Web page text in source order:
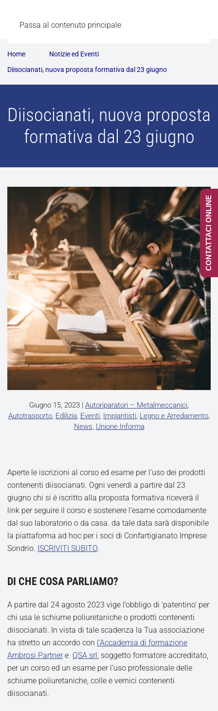
Passa al contenuto principale
Home
Notizie ed Eventi
Diisocianati, nuova proposta formativa dal 23 giugno
Diisocianati, nuova proposta
formativa dal 23 giugno
Giugno 15, 2023 | Autoriparatori – Metalmeccanici,
Autotrasporto, Edilizia, Eventi, Impiantisti, Legno e Arredamento,
News, Unione Informa
Aperte le iscrizioni al corso ed esame per l’uso dei prodotti
contenenti diisocianati. Ogni venerdì a partire dal 23
giugno chi si è iscritto alla proposta formativa riceverà il
link per seguire il corso e sostenere l’esame comodamente
dal suo laboratorio o da casa. da tale data sarà disponibile
la piattaforma ad hoc per i soci di Confartigianato Imprese
Sondrio. ISCRIVITI SUBITO.
DI CHE COSA PARLIAMO?
A partire dal 24 agosto 2023 vige l’obbligo di ‘patentino’ per
chi usa le schiume poliuretaniche o prodotti contenenti
diisocianati. In vista di tale scadenza la Tua associazione
ha stretto un accordo con l’Accademia di formazione
Ambrosi Partnere QSA srl, soggetto formatore accreditato,
per un corso ed un esame per l’uso professionale delle
schiume poliuretaniche, colle e vernici contenenti
diisocianati.
CONTATTACI ONLINE